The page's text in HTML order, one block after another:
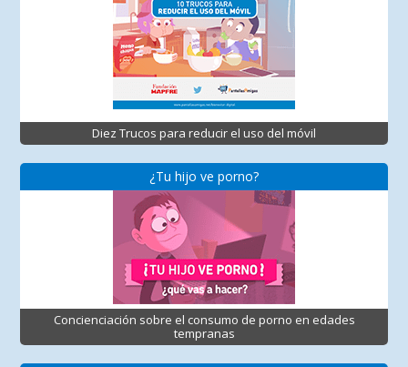
Diez Trucos para reducir el uso del móvil
¿Tu hijo ve porno?
Concienciación sobre el consumo de porno en edades
tempranas